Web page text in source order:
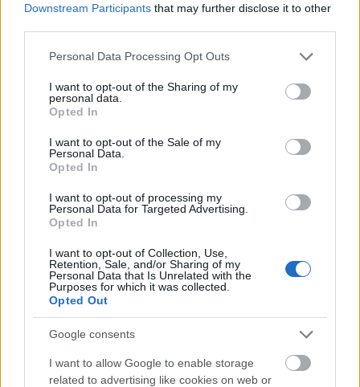
Downstream Participants that may further disclose it to other
Please note that this website/app uses one or more Google
not limited to your visit or usage behaviour. You may click to
grant or deny consent to Google and its third-party tags to
use your data for below specified purposes in below Google
consent section.
Personal Data Processing Opt Outs
I want to opt-out of the Sharing of my
personal data.
Opted In
I want to opt-out of the Sale of my
Personal Data.
Opted In
I want to opt-out of processing my
Personal Data for Targeted Advertising.
Opted In
I want to opt-out of Collection, Use,
Retention, Sale, and/or Sharing of my
Personal Data that Is Unrelated with the
Purposes for which it was collected.
Opted Out
Google consents
I want to allow Google to enable storage
related to advertising like cookies on web or
A német női Bundesliga 2025/26
idényének beharangozója
Hitmakers•2025. július 25.
A női kézilabda Bundesliga szezon Augusztus 29-én
rajtol A 2025/26-os szezon a német női kézilabda-
bajnokság (Handball Bundesliga Frauen) jubileumi
50. kiírása lesz. A bajnokság 12 csapattal indul,
miután a legutóbbi idényben – az új rájátszásos
Ludwigsburg…